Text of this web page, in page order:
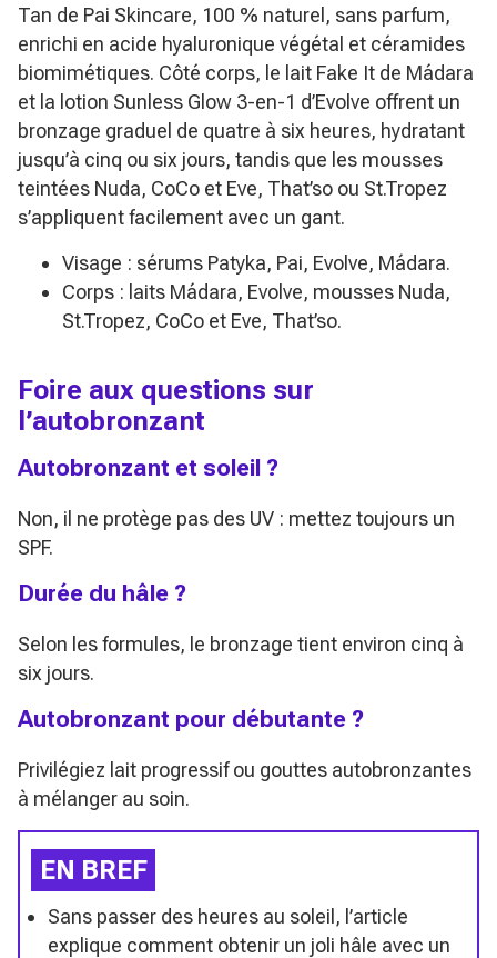
Tan de Pai Skincare, 100 % naturel, sans parfum,
enrichi en acide hyaluronique végétal et céramides
biomimétiques. Côté corps, le lait Fake It de Mádara
et la lotion Sunless Glow 3-en-1 d’Evolve offrent un
bronzage graduel de quatre à six heures, hydratant
jusqu’à cinq ou six jours, tandis que les mousses
teintées Nuda, CoCo et Eve, That’so ou St.Tropez
s’appliquent facilement avec un gant.
Visage : sérums Patyka, Pai, Evolve, Mádara.
Corps : laits Mádara, Evolve, mousses Nuda,
St.Tropez, CoCo et Eve, That’so.
Foire aux questions sur
l’autobronzant
Autobronzant et soleil ?
Non, il ne protège pas des UV : mettez toujours un
SPF.
Durée du hâle ?
Selon les formules, le bronzage tient environ cinq à
six jours.
Autobronzant pour débutante ?
Privilégiez lait progressif ou gouttes autobronzantes
à mélanger au soin.
EN BREF
Sans passer des heures au soleil, l’article
explique comment obtenir un joli hâle avec un